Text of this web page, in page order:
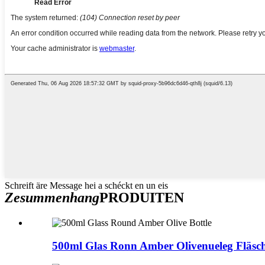
Schreift äre Message hei a schéckt en un eis
ZesummenhangPRODUITEN
500ml Glas Ronn Amber Olivenueleg